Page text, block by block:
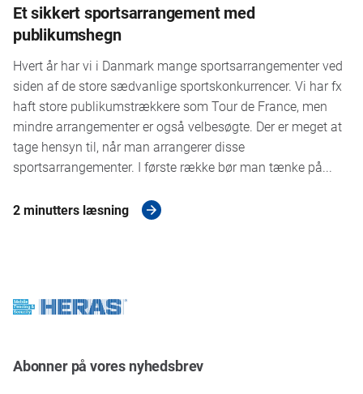
Et sikkert sportsarrangement med
publikumshegn
Hvert år har vi i Danmark mange sportsarrangementer ved
siden af de store sædvanlige sportskonkurrencer. Vi har fx
haft store publikumstrækkere som Tour de France, men
mindre arrangementer er også velbesøgte. Der er meget at
tage hensyn til, når man arrangerer disse
sportsarrangementer. I første række bør man tænke på...
2 minutters læsning
Abonner på vores nyhedsbrev